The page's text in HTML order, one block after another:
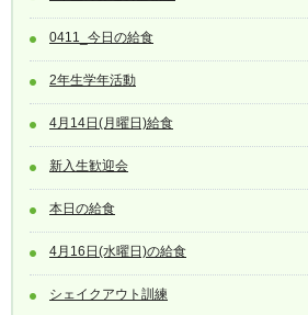
0411_今日の給食
2年生学年活動
4月14日(月曜日)給食
新入生歓迎会
本日の給食
4月16日(水曜日)の給食
シェイクアウト訓練